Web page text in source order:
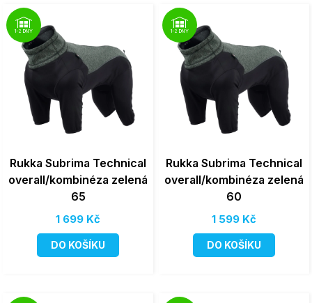
1-2 DNY
Rukka Subrima Technical
overall/kombinéza zelená
65
1 699 Kč
DO KOŠÍKU
1-2 DNY
Rukka Subrima Technical
overall/kombinéza zelená
60
1 599 Kč
DO KOŠÍKU